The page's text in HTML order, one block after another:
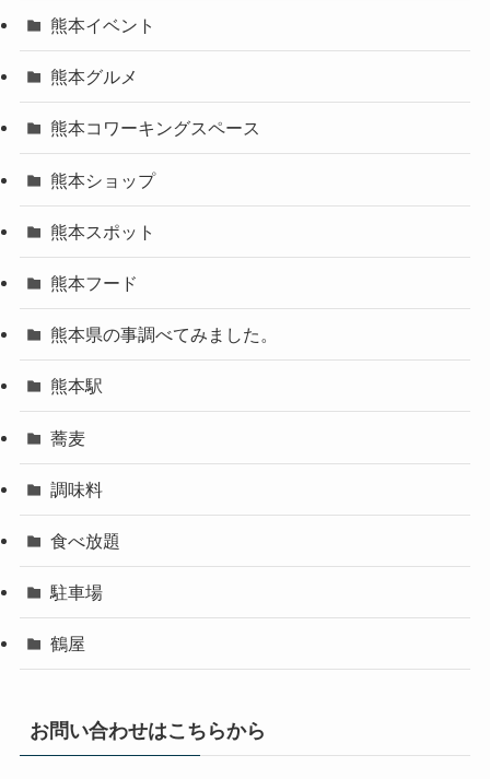
熊本イベント
熊本グルメ
熊本コワーキングスペース
熊本ショップ
熊本スポット
熊本フード
熊本県の事調べてみました。
熊本駅
蕎麦
調味料
食べ放題
駐車場
鶴屋
お問い合わせはこちらから